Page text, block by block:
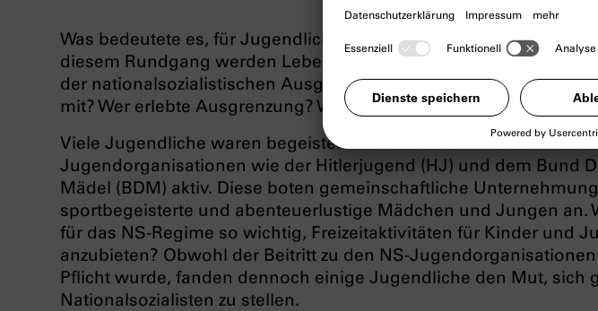
Was bedeutete es, für Jugendliche während der NS-Diktatur
diesem Rundgang werden Lebensgeschichten von Münchner
der nationalsozialistischen Ausgrenzungsgesellschaft vorgestellt:
mit? Wer erlebte Ausgrenzung? Wer setzte sich zur Wehr?
Viele Jugendliche waren begeistert in den nationalsozialistischen
Jugendorganisationen wie der Hitlerjugend (HJ) und dem Bund
Mädel (BDM) aktiv. Diese boten gemeinschaftliche
sportbegeisterte und abenteuerlustige Mädchen und Jungen an.
für das NS-Regime so wichtig, Freizeitaktivitäten für Kinder und
anzubieten? Obwohl der Beitritt zu den NS-
Pflicht wurde, fanden dennoch einige Jugendliche den Mut, sich
Nationalsozialisten zu stellen.